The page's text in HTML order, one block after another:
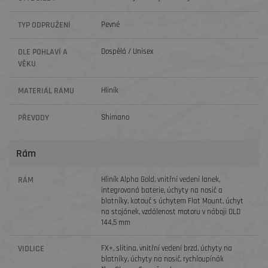
TYP ODPRUŽENÍ Pevné
DLE POHLAVÍ A
VĚKU
Dospělá / Unisex
MATERIÁL RÁMU Hliník
PŘEVODY Shimano
Rám
RÁM
Hliník Alpha Gold, vnitřní vedení lanek,
integrovaná baterie, úchyty na nosič a
blatníky, kotouč s úchytem Flat Mount, úchyt
na stojánek, vzdálenost motoru v náboji OLD
144,5 mm
VIDLICE
FX+, slitina, vnitřní vedení brzd, úchyty na
blatníky, úchyty na nosič, rychloupínák